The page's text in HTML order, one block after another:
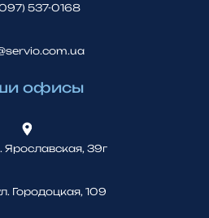
537-0168
офисы
Ярославская, 39г
Городоцкая, 109